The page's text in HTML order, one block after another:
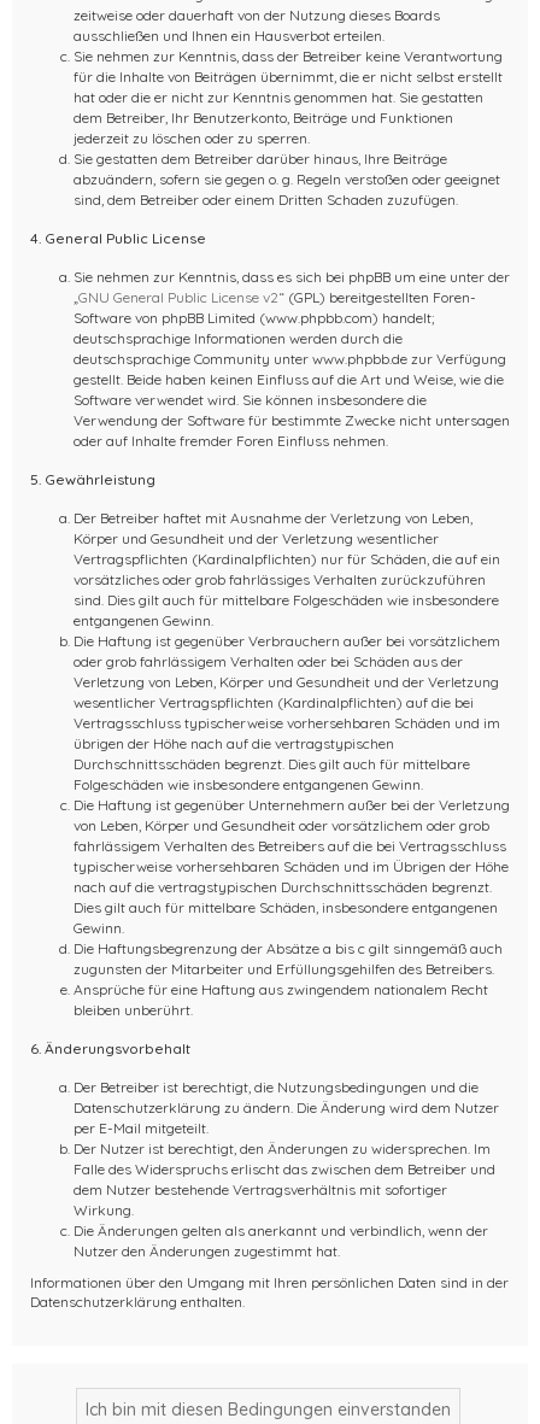
zeitweise oder dauerhaft von der Nutzung dieses Boards
ausschließen und Ihnen ein Hausverbot erteilen.
Sie nehmen zur Kenntnis, dass der Betreiber keine Verantwortung
für die Inhalte von Beiträgen übernimmt, die er nicht selbst erstellt
hat oder die er nicht zur Kenntnis genommen hat. Sie gestatten
dem Betreiber, Ihr Benutzerkonto, Beiträge und Funktionen
jederzeit zu löschen oder zu sperren.
Sie gestatten dem Betreiber darüber hinaus, Ihre Beiträge
abzuändern, sofern sie gegen o. g. Regeln verstoßen oder geeignet
sind, dem Betreiber oder einem Dritten Schaden zuzufügen.
4. General Public License
Sie nehmen zur Kenntnis, dass es sich bei phpBB um eine unter der
GNU General Public License v2“ (GPL) bereitgestellten Foren-
Software von phpBB Limited (www.phpbb.com) handelt;
deutschsprachige Informationen werden durch die
deutschsprachige Community unter www.phpbb.de zur Verfügung
gestellt. Beide haben keinen Einfluss auf die Art und Weise, wie die
Software verwendet wird. Sie können insbesondere die
Verwendung der Software für bestimmte Zwecke nicht untersagen
oder auf Inhalte fremder Foren Einfluss nehmen.
5. Gewährleistung
Der Betreiber haftet mit Ausnahme der Verletzung von Leben,
Körper und Gesundheit und der Verletzung wesentlicher
Vertragspflichten (Kardinalpflichten) nur für Schäden, die auf ein
vorsätzliches oder grob fahrlässiges Verhalten zurückzuführen
sind. Dies gilt auch für mittelbare Folgeschäden wie insbesondere
entgangenen Gewinn.
Die Haftung ist gegenüber Verbrauchern außer bei vorsätzlichem
oder grob fahrlässigem Verhalten oder bei Schäden aus der
Verletzung von Leben, Körper und Gesundheit und der Verletzung
wesentlicher Vertragspflichten (Kardinalpflichten) auf die bei
Vertragsschluss typischerweise vorhersehbaren Schäden und im
übrigen der Höhe nach auf die vertragstypischen
Durchschnittsschäden begrenzt. Dies gilt auch für mittelbare
Folgeschäden wie insbesondere entgangenen Gewinn.
Die Haftung ist gegenüber Unternehmern außer bei der Verletzung
von Leben, Körper und Gesundheit oder vorsätzlichem oder grob
fahrlässigem Verhalten des Betreibers auf die bei Vertragsschluss
typischerweise vorhersehbaren Schäden und im Übrigen der Höhe
nach auf die vertragstypischen Durchschnittsschäden begrenzt.
Dies gilt auch für mittelbare Schäden, insbesondere entgangenen
Gewinn.
Die Haftungsbegrenzung der Absätze a bis c gilt sinngemäß auch
zugunsten der Mitarbeiter und Erfüllungsgehilfen des Betreibers.
Ansprüche für eine Haftung aus zwingendem nationalem Recht
bleiben unberührt.
6. Änderungsvorbehalt
Der Betreiber ist berechtigt, die Nutzungsbedingungen und die
Datenschutzerklärung zu ändern. Die Änderung wird dem Nutzer
per E-Mail mitgeteilt.
Der Nutzer ist berechtigt, den Änderungen zu widersprechen. Im
Falle des Widerspruchs erlischt das zwischen dem Betreiber und
dem Nutzer bestehende Vertragsverhältnis mit sofortiger
Wirkung.
Die Änderungen gelten als anerkannt und verbindlich, wenn der
Nutzer den Änderungen zugestimmt hat.
Informationen über den Umgang mit Ihren persönlichen Daten sind in der
Datenschutzerklärung enthalten.